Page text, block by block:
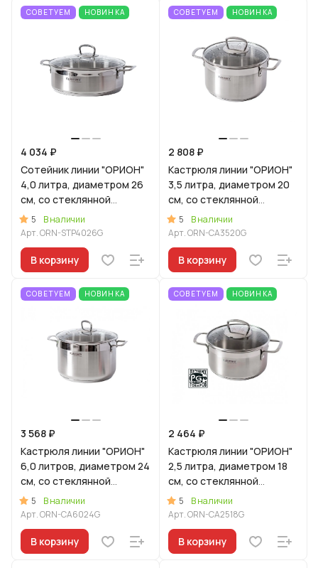
СОВЕТУЕМ НОВИНКА
4 034 ₽
Сотейник линии "ОРИОН"
4,0 литра, диаметром 26
см, со стеклянной
крышкой
5
В наличии
Арт.ORN-STP4026G
В корзину
СОВЕТУЕМ НОВИНКА
2 808 ₽
Кастрюля линии "ОРИОН"
3,5 литра, диаметром 20
см, со стеклянной
крышкой
5
В наличии
Арт.ORN-CA3520G
В корзину
СОВЕТУЕМ НОВИНКА
3 568 ₽
Кастрюля линии "ОРИОН"
6,0 литров, диаметром 24
см, со стеклянной
крышкой
5
В наличии
Арт.ORN-CA6024G
В корзину
СОВЕТУЕМ НОВИНКА
2 464 ₽
Кастрюля линии "ОРИОН"
2,5 литра, диаметром 18
см, со стеклянной
крышкой
5
В наличии
Арт.ORN-CA2518G
В корзину